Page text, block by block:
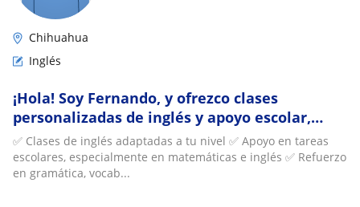
Chihuahua
Inglés
¡Hola! Soy Fernando, y ofrezco clases
personalizadas de inglés y apoyo escolar,
ideales para niños, jóvenes y adultos
✅ Clases de inglés adaptadas a tu nivel ✅ Apoyo en tareas
escolares, especialmente en matemáticas e inglés ✅ Refuerzo
en gramática, vocab...